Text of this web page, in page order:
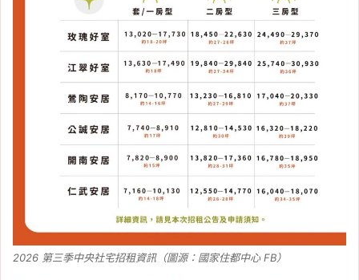
2026 第三季中央社宅招租資訊（圖源：國家住都中心 FB）